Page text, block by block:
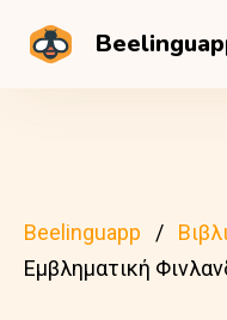
Beelinguapp
Εμβληματική